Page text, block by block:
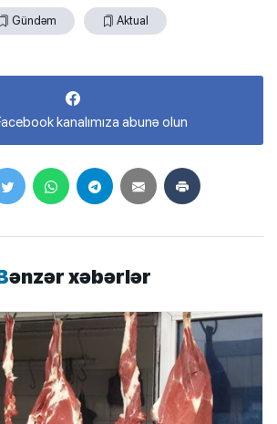
Gündəm Aktual
kanalımıza abunə olun
Bənzər xəbərlər